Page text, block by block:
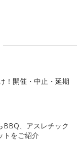
！開催・中止・延期
BBQ、アスレチック
トをご紹介